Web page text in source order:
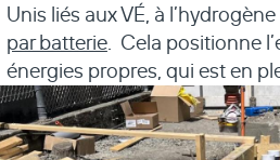
Unis liés aux VÉ, à
par batterie. Cela positionne
énergies propres, qui est en